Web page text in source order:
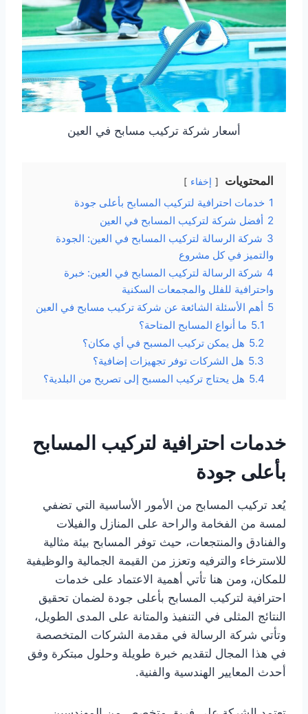
أسعار شركة تركيب مسابح في العين
المحتويات إخفاء
1 خدمات احترافية لتركيب المسابح بأعلى جودة
2 أفضل شركة لتركيب المسابح في العين
3 شركة الرسالة لتركيب المسابح في العين: الجودة
والتميز في كل مشروع
4 شركة الرسالة لتركيب المسابح في العين: خبرة
واحترافية للفلل والمجمعات السكنية
5 أهم الأسئلة الشائعة عن شركة تركيب مسابح في العين
5.1 ما أنواع المسابح المتاحة؟
5.2 هل يمكن تركيب المسبح في أي مكان؟
5.3 هل الشركات توفر تجهيزات إضافية؟
5.4 هل يحتاج تركيب المسبح إلى تصريح من البلدية؟
خدمات احترافية لتركيب المسابح
بأعلى جودة
يُعد تركيب المسابح من الأمور الأساسية التي تضفي
لمسة من الفخامة والراحة على المنازل والفيلات
والفنادق والمنتجعات، حيث توفر المسابح بيئة مثالية
للاسترخاء والترفيه وتعزز من القيمة الجمالية والوظيفية
للمكان، ومن هنا تأتي أهمية الاعتماد على خدمات
احترافية لتركيب المسابح بأعلى جودة لضمان تحقيق
النتائج المثلى في التنفيذ والمتانة على المدى الطويل،
وتأتي شركة الرسالة في مقدمة الشركات المتخصصة
في هذا المجال لتقديم خبرة طويلة وحلول مبتكرة وفق
أحدث المعايير الهندسية والفنية.